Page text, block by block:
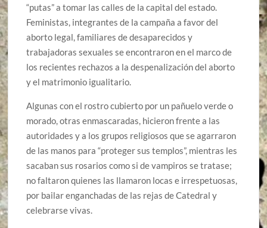
“putas” a tomar las calles de la capital del estado.
Feministas, integrantes de la campaña a favor del
aborto legal, familiares de desaparecidos y
trabajadoras sexuales se encontraron en el marco de
los recientes rechazos a la despenalización del aborto
y el matrimonio igualitario.
Algunas con el rostro cubierto por un pañuelo verde o
morado, otras enmascaradas, hicieron frente a las
autoridades y a los grupos religiosos que se agarraron
de las manos para “proteger sus templos”, mientras les
sacaban sus rosarios como si de vampiros se tratase;
no faltaron quienes las llamaron locas e irrespetuosas,
por bailar enganchadas de las rejas de Catedral y
celebrarse vivas.